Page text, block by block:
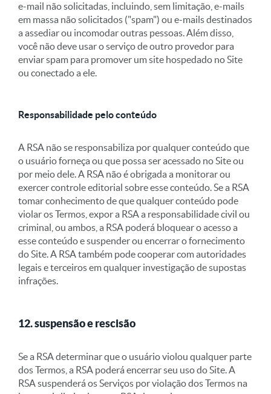
e-mail não solicitadas, incluindo, sem limitação, e-mails
em massa não solicitados ("spam") ou e-mails destinados
a assediar ou incomodar outras pessoas. Além disso,
você não deve usar o serviço de outro provedor para
enviar spam para promover um site hospedado no Site
ou conectado a ele.
Responsabilidade pelo conteúdo
A RSA não se responsabiliza por qualquer conteúdo que
o usuário forneça ou que possa ser acessado no Site ou
por meio dele. A RSA não é obrigada a monitorar ou
exercer controle editorial sobre esse conteúdo. Se a RSA
tomar conhecimento de que qualquer conteúdo pode
violar os Termos, expor a RSA a responsabilidade civil ou
criminal, ou ambos, a RSA poderá bloquear o acesso a
esse conteúdo e suspender ou encerrar o fornecimento
do Site. A RSA também pode cooperar com autoridades
legais e terceiros em qualquer investigação de supostas
infrações.
12. suspensão e rescisão
Se a RSA determinar que o usuário violou qualquer parte
dos Termos, a RSA poderá encerrar seu uso do Site. A
RSA suspenderá os Serviços por violação dos Termos na